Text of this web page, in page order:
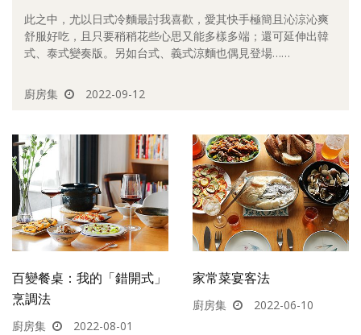
關於Yilan
媒體報導一覽
合作與代言
訂閱電子報
此之中，尤以日式冷麵最討我喜歡，愛其快手極簡且沁涼沁爽
舒服好吃，且只要稍稍花些心思又能多樣多端；還可延伸出韓
式、泰式變奏版。另如台式、義式涼麵也偶見登場……
廚房集 2022-09-12
百變餐桌：我的「錯開式」
烹調法
廚房集 2022-08-01
家常菜宴客法
廚房集 2022-06-10